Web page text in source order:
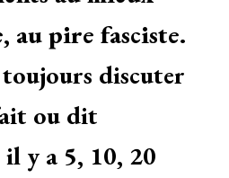
au pire fasciste.
discuter
ou dit
y a 5, 10, 20